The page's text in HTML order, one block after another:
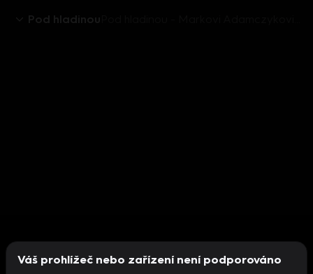
Pod hladinou
Váš prohlížeč nebo zařízení není podporováno